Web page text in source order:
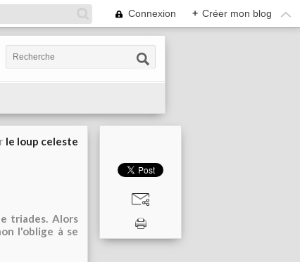
Connexion + Créer mon blog
le loup celeste
triades. Alors
l'oblige à se